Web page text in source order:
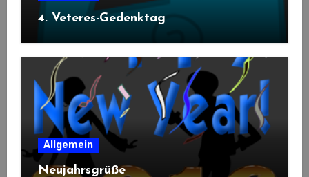
4. Veteres-Gedenktag
Allgemein
Neujahrsgrüße